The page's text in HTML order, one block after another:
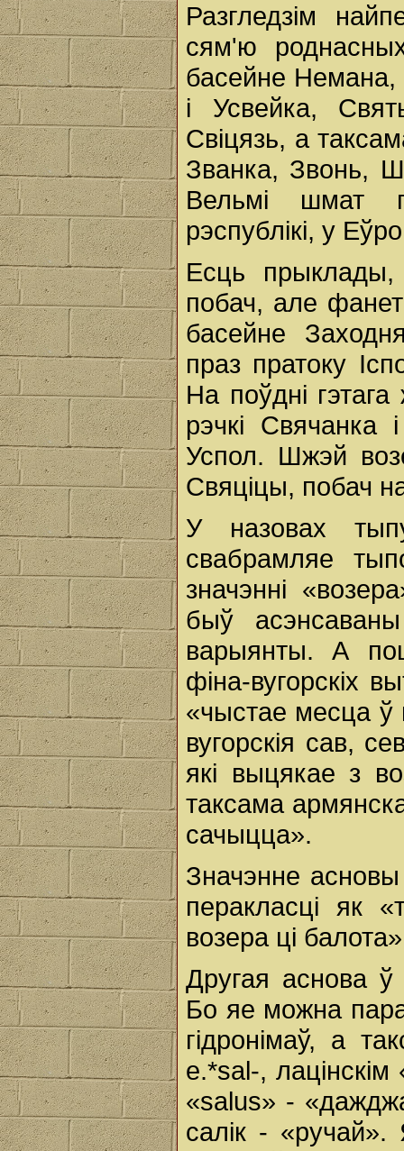
Разгледзім
сям'ю
басейне Немана,
i Усвейка,
Свіцязь, а
Званка, Звонь,
Вельмі шмат
рэспублікі, у
Есць прыклады,
побач, але
басейне
праз пратоку
На поўдні
рэчкі
Успол. Шжэй
Свяціцы, побач
У назовах
свабрамляе
значэнні
быў
варыянты. А
фіна-вугорскіх
«чыстае месца ў
вугорскія сав,
які выцякае з
таксама
сачыцца».
Значэнне
перакласці як
возера ці
Другая аснова ў
Бо яе можна
гідронімаў, а
e.*sal-,
«salus» -
салік -